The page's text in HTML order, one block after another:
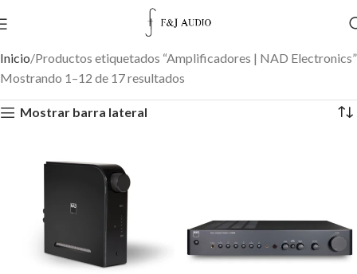
Inicio Productos etiquetados “Amplificadores | NAD Electronics”
Mostrando 1–12 de 17 resultados
Mostrar barra lateral